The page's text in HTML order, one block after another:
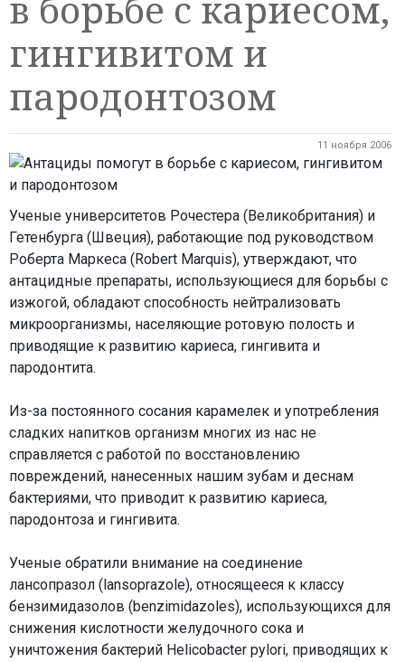
гингивитом и
пародонтозом
11 ноября 2006
Ученые университетов Рочестера (Великобритания) и
Гетенбурга (Швеция), работающие под руководством
Роберта Маркеса (Robert Marquis), утверждают, что
антацидные препараты, использующиеся для борьбы с
изжогой, обладают способность нейтрализовать
микроорганизмы, населяющие ротовую полость и
приводящие к развитию кариеса, гингивита и
пародонтита.
Из-за постоянного сосания карамелек и употребления
сладких напитков организм многих из нас не
справляется с работой по восстановлению
повреждений, нанесенных нашим зубам и деснам
бактериями, что приводит к развитию кариеса,
пародонтоза и гингивита.
Ученые обратили внимание на соединение
лансопразол (lansoprazole), относящееся к классу
бензимидазолов (benzimidazoles), использующихся для
снижения кислотности желудочного сока и
уничтожения бактерий Helicobacter pylori, приводящих к